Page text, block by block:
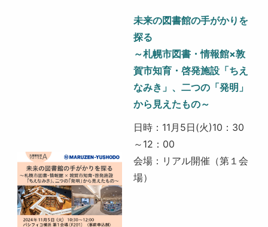
未来の図書館の手がかりを
探る
～札幌市図書・情報館×敦
賀市知育・啓発施設「ちえ
なみき」、二つの「発明」
から見えたもの～
日時：11月5日(火)10：30
～12：00
会場：リアル開催（第１会
場）